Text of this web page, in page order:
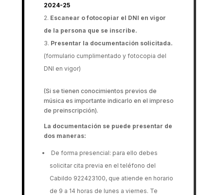
2024-25
Escanear o fotocopiar el DNI en vigor
de la persona que se inscribe.
Presentar la documentación solicitada.
(formulario cumplimentado y fotocopia del
DNI en vigor)
(Si se tienen conocimientos previos de
música es importante indicarlo en el impreso
de preinscripción).
La documentación se puede presentar de
dos maneras:
De forma presencial: para ello debes
solicitar cita previa en el teléfono del
Cabildo 922423100, que atiende en horario
de 9 a 14 horas de lunes a viernes. Te